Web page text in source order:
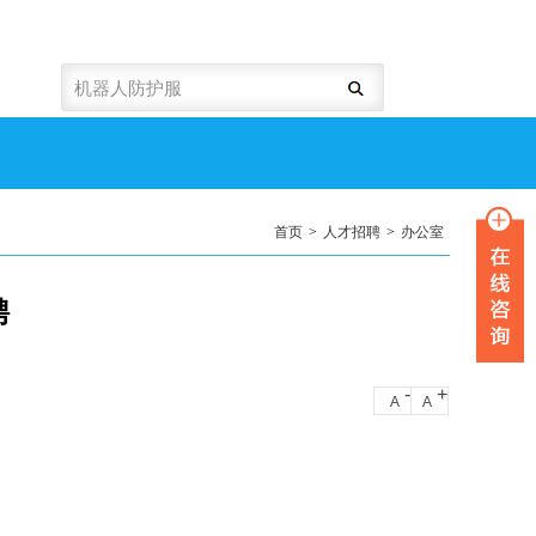
首页 > 人才招聘 > 办公室
A - A +